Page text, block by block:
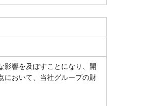
響を及ぼすことになり、開
において、当社グループの財